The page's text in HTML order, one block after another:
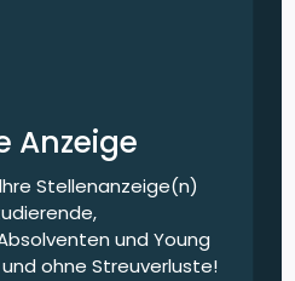
Anzeige
Stellenanzeige(n)
und Young
ohne Streuverluste!